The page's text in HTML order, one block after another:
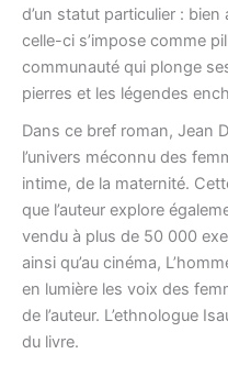
d’un statut particulier :
celle-ci s’impose comme
communauté qui plonge
pierres et les légendes
Dans ce bref roman, Jean
l’univers méconnu des
intime, de la maternité.
que l’auteur explore
vendu à plus de 50 000
ainsi qu’au cinéma,
en lumière les voix des
de l’auteur. L’ethnologue
du livre.